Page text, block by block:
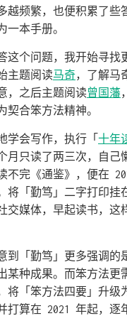
越频繁，也便积累了些
一本手册。
这个问题，我开始寻找
主题阅读马奇，了解马
，之后主题阅读曾国藩
契合笨方法精神。
学会写作，执行「 十年
月只读了两三次，自己
不完《通鉴》，便在
将「勤笃」二字打印挂
交媒体，早起读书，这
到「勤笃」更多强调的
某种成果。而笨方法更
将「笨方法四要」升级
打算在 2021 年起，逐